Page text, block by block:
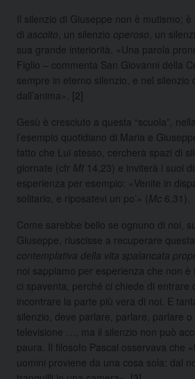
Il silenzio di Giuseppe non è mutismo;
di ascolto , un silenzio operoso , un
sua grande interiorità. «Una parola
Figlio – commenta San Giovanni della
sempre in eterno silenzio, e nel silenzio
dall’anima». [2]
Gesù è cresciuto a questa “scuola”,
l’esempio quotidiano di Maria e
fatto che Lui stesso, cercherà spazi di
giornate (cfr Mt 14,23) e inviterà i suoi
esperienza per esempio: «Venite in
solitario, e riposatevi un po’» (Mc 6,31).
Come sarebbe bello se ognuno di noi,
Giuseppe, riuscisse a recuperare questa
contemplativa della vita spalancata
noi sappiamo per esperienza che non è
ci spaventa, perché ci chiede di entrare
incontrare la parte più vera di noi. E
silenzio, deve parlare, parlare, parlare o
televisione …, ma il silenzio non può
paura. Il filosofo Pascal osservava che
uomini proviene da una cosa sola: dal